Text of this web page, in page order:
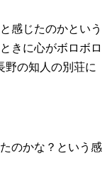
感じたのかという
きに心がボロボロ
野の知人の別荘に
のかな？という感